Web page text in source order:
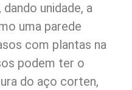
unidade, a
uma parede
com plantas na
podem ter o
do aço corten,